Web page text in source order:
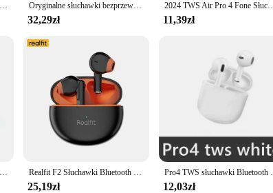
lightweight design makes them a breeze to carry, making them
are available for wholesale and bulk purchases, making
with high-quality audio accessories. With the
experience.
Słuchawki Lenovo LP40 II oryginalne LP40 plus TWS bezprzewodowe słuchawki Bluetooth 5.3 sportowe douszne z redukcją szumów Oryginalne słuchawki bezprzewodowe Lenovo LP40 TWS słuchawki Bluetooth ze sterowaniem dotykowym sportowe słuchawki Stereo do telefonu Android
32,29zł
2024 TWS Air Pro 4 Fone Słuchawki Bluetooth Bezprzewodowe słuchawki z mikrofonem
11,39zł
X15Pro TWS bezprzewodowe słuchawki Bluetooth zestaw słuchawkowy stereo sportowe słuchawki douszne mikrofon z etui z funkcją ładowania dla smartfonów Xiaomi IOS Realfit F2 Słuchawki Bluetooth Doskonała jakość HIFI Bezprzewodowe słuchawki douszne TWS Hurtownia dla realme xiaomi
25,19zł
Pro4 TWS słuchawki
12,03zł